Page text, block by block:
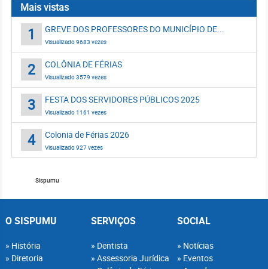
Mais vistas
1 GREVE DOS PROFESSORES DO MUNICÍPIO DE...
Visualizado 9683 vezes
2 COLÔNIA DE FÉRIAS
Visualizado 3579 vezes
3 FESTA DOS SERVIDORES PÚBLICOS 2025
Visualizado 1161 vezes
4 Colonia de Férias 2026
Visualizado 927 vezes
Sispumu
O SISPUMU
História
Diretoria
SERVIÇOS
Dentista
Assessoria Jurídica
SOCIAL
Notícias
Eventos